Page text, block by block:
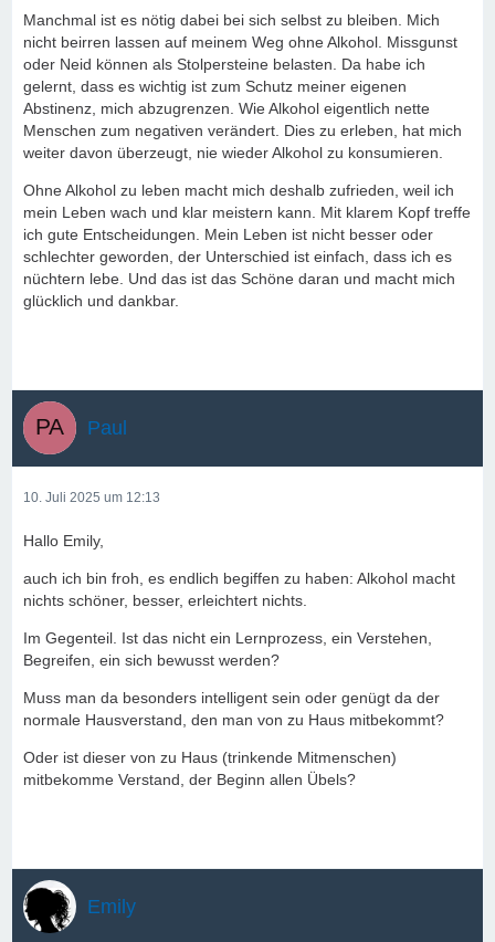
Manchmal ist es nötig dabei bei sich selbst zu bleiben. Mich
nicht beirren lassen auf meinem Weg ohne Alkohol. Missgunst
oder Neid können als Stolpersteine belasten. Da habe ich
gelernt, dass es wichtig ist zum Schutz meiner eigenen
Abstinenz, mich abzugrenzen. Wie Alkohol eigentlich nette
Menschen zum negativen verändert. Dies zu erleben, hat mich
weiter davon überzeugt, nie wieder Alkohol zu konsumieren.
Ohne Alkohol zu leben macht mich deshalb zufrieden, weil ich
mein Leben wach und klar meistern kann. Mit klarem Kopf treffe
ich gute Entscheidungen. Mein Leben ist nicht besser oder
schlechter geworden, der Unterschied ist einfach, dass ich es
nüchtern lebe. Und das ist das Schöne daran und macht mich
glücklich und dankbar.
Paul
10. Juli 2025 um 12:13
Hallo Emily,
auch ich bin froh, es endlich begiffen zu haben: Alkohol macht
nichts schöner, besser, erleichtert nichts.
Im Gegenteil. Ist das nicht ein Lernprozess, ein Verstehen,
Begreifen, ein sich bewusst werden?
Muss man da besonders intelligent sein oder genügt da der
normale Hausverstand, den man von zu Haus mitbekommt?
Oder ist dieser von zu Haus (trinkende Mitmenschen)
mitbekomme Verstand, der Beginn allen Übels?
Emily